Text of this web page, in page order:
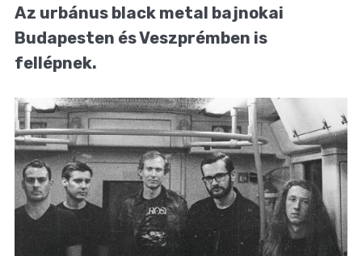
MÁSVILÁG
BLOG
Az urbánus black metal bajnokai
Budapesten és Veszprémben is
fellépnek.